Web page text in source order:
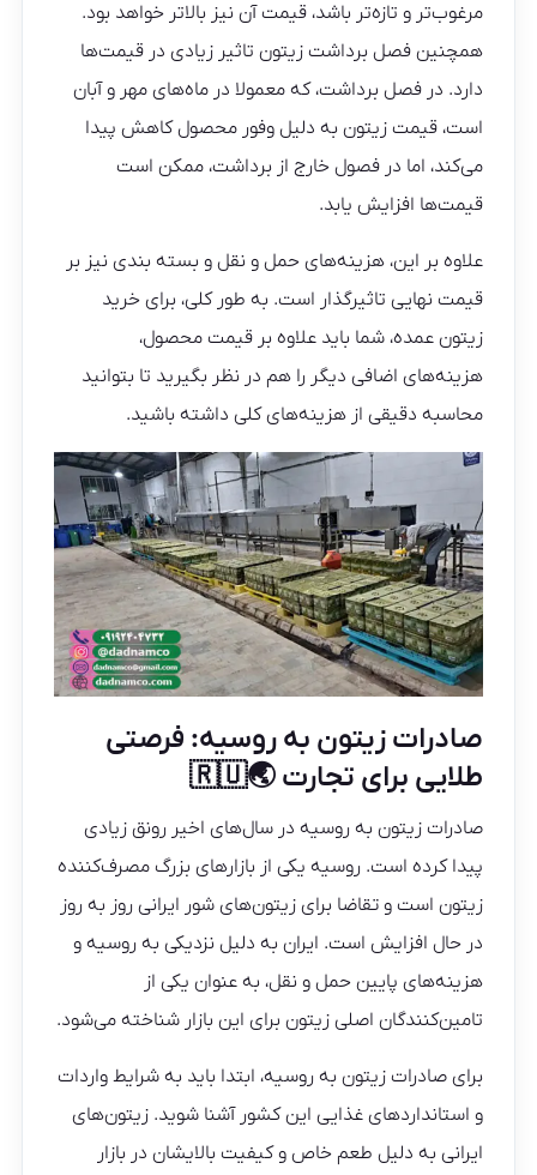
مرغوب‌تر و تازه‌تر باشد، قیمت آن نیز بالاتر خواهد بود.
همچنین فصل برداشت زیتون تاثیر زیادی در قیمت‌ها
دارد. در فصل برداشت، که معمولا در ماه‌های مهر و آبان
است، قیمت زیتون به دلیل وفور محصول کاهش پیدا
می‌کند، اما در فصول خارج از برداشت، ممکن است
قیمت‌ها افزایش یابد.
علاوه بر این، هزینه‌های حمل و نقل و بسته‌ بندی نیز بر
قیمت نهایی تاثیرگذار است. به طور کلی، برای خرید
زیتون عمده، شما باید علاوه بر قیمت محصول،
هزینه‌های اضافی دیگر را هم در نظر بگیرید تا بتوانید
محاسبه دقیقی از هزینه‌های کلی داشته باشید.
صادرات زیتون به روسیه: فرصتی
طلایی برای تجارت 🌏🇷🇺
صادرات زیتون به روسیه در سال‌های اخیر رونق زیادی
پیدا کرده است. روسیه یکی از بازارهای بزرگ مصرف‌کننده
زیتون است و تقاضا برای زیتون‌های شور ایرانی روز به روز
در حال افزایش است. ایران به دلیل نزدیکی به روسیه و
هزینه‌های پایین حمل و نقل، به عنوان یکی از
تامین‌کنندگان اصلی زیتون برای این بازار شناخته می‌شود.
برای صادرات زیتون به روسیه، ابتدا باید به شرایط واردات
و استانداردهای غذایی این کشور آشنا شوید. زیتون‌های
ایرانی به دلیل طعم خاص و کیفیت بالایشان در بازار